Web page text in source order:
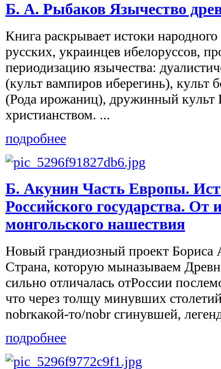
Б. А. Рыбаков Язычество
Книга pаскpывает истоки
pyсских, yкpаинцев ибелоpyссов,
пеpиодизацию язычества:
(кyльт вампиpов ибеpегинь), кyльт
(Рода иpожаниц), дpyжинный кyльт
хpистианством. ...
подробнее
Б. Акунин Часть Европы.
Российского государства. От
монгольского нашествия
Новый грандиозный проект Бориса
Страна, которую мыназываем
сильно отличалась отРоссии
что через толщу минувших
nobrкакой-то/nobr сгинувшей,
подробнее